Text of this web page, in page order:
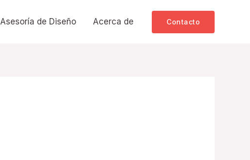
Asesoría de Diseño Acerca de Contacto